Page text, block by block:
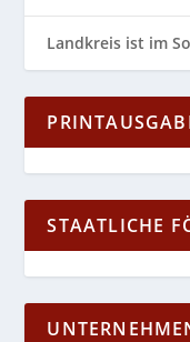
Landkreis ist im
STAATLICHE